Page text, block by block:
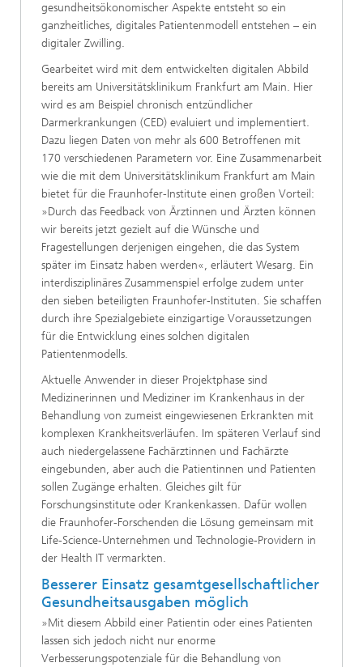
gesundheitsökonomischer Aspekte entsteht so ein
ganzheitliches, digitales Patientenmodell entstehen – ein
digitaler Zwilling.
Gearbeitet wird mit dem entwickelten digitalen Abbild
bereits am Universitätsklinikum Frankfurt am Main. Hier
wird es am Beispiel chronisch entzündlicher
Darmerkrankungen (CED) evaluiert und implementiert.
Dazu liegen Daten von mehr als 600 Betroffenen mit
170 verschiedenen Parametern vor. Eine Zusammenarbeit
wie die mit dem Universitätsklinikum Frankfurt am Main
bietet für die Fraunhofer-Institute einen großen Vorteil:
»Durch das Feedback von Ärztinnen und Ärzten können
wir bereits jetzt gezielt auf die Wünsche und
Fragestellungen derjenigen eingehen, die das System
später im Einsatz haben werden«, erläutert Wesarg. Ein
interdisziplinäres Zusammenspiel erfolge zudem unter
den sieben beteiligten Fraunhofer-Instituten. Sie schaffen
durch ihre Spezialgebiete einzigartige Voraussetzungen
für die Entwicklung eines solchen digitalen
Patientenmodells.
Aktuelle Anwender in dieser Projektphase sind
Medizinerinnen und Mediziner im Krankenhaus in der
Behandlung von zumeist eingewiesenen Erkrankten mit
komplexen Krankheitsverläufen. Im späteren Verlauf sind
auch niedergelassene Fachärztinnen und Fachärzte
eingebunden, aber auch die Patientinnen und Patienten
sollen Zugänge erhalten. Gleiches gilt für
Forschungsinstitute oder Krankenkassen. Dafür wollen
die Fraunhofer-Forschenden die Lösung gemeinsam mit
Life-Science-Unternehmen und Technologie-Providern in
der Health IT vermarkten.
Besserer Einsatz gesamtgesellschaftlicher
Gesundheitsausgaben möglich
»Mit diesem Abbild einer Patientin oder eines Patienten
lassen sich jedoch nicht nur enorme
Verbesserungspotenziale für die Behandlung von